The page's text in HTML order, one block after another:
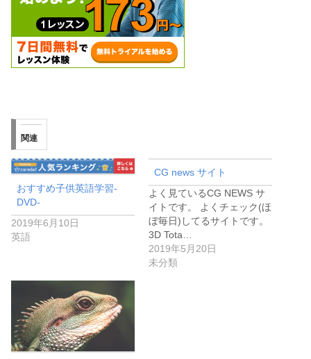
関連
おすすめ子供英語学習-
DVD-
2019年6月10日
英語
CG news サイト
よく見ているCG NEWS サ
イトです。 よくチェック(ほ
ぼ毎日)してるサイトです。
3D Tota…
2019年5月20日
未分類